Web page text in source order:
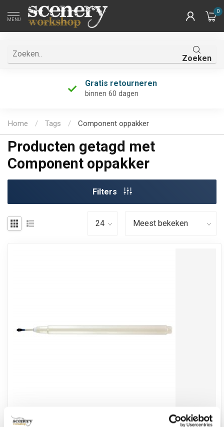
MENU
0
Zoeken
Gratis retourneren
binnen 60 dagen
Home / Tags / Component oppakker
Producten getagd met
Component oppakker
Filters
VALLEJO